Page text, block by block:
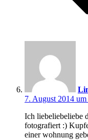
7. August 2014
Ich liebeliebeliebe
fotografiert :)
einer wohnung